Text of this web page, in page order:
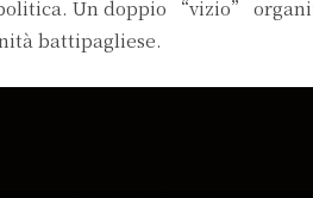
Un doppio “vizio”
battipagliese.